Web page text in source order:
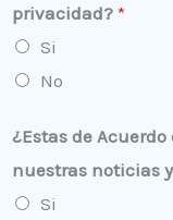
privacidad? *
Si
No
¿Estas de
nuestras noticias
Si